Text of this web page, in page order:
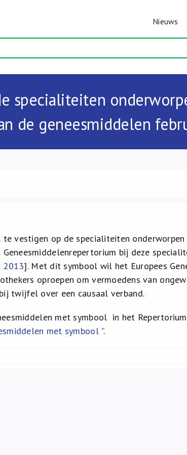
Nieuws
specialiteiten
de geneesmiddelen
te vestigen op de specialiteiten
Geneesmiddelenrepertorium bij deze
2013]. Met dit symbool wil het Europees
oproepen om vermoedens van
twijfel over een causaal verband.
met symbool in het
met symbool ”.